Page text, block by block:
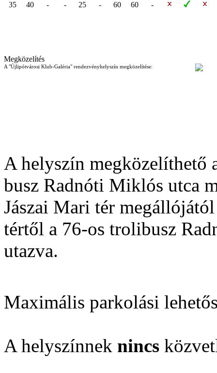
35 40 - - 25 - 60 60 -
Megközelítés
A "Újlipótvárosi Klub-Galéria" rendezvényhelyszín megközelítése:
A helyszín megközelíthető
busz Radnóti Miklós utca
Jászai Mari tér
tértől a 76-os trolibusz
utazva.
Maximális parkolási
A helyszínnek nincs